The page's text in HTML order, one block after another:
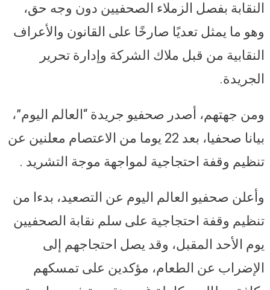
النقابة بفصل الزملاء الصحفيين دون وجه حق،
وهو ما يمثل تعديًا صارخًا على القانون والأعراف
النقابية من قبل ملاك الشركة وإدارة تحرير
الجريدة.
ومن جهتهم، أصدر صحفيو جريدة “العالم اليوم”،
بيانا صحفيا، بعد 22 يوما من الاعتصام معلنين عن
تنظيم وقفة احتجاجية لمواجهة موجة التشريد .
وأعلن صحفيو العالم اليوم عن التصعيد، بدءا من
تنظيم وقفة احتجاجية على سلم نقابة الصحفيين
يوم الأحد المقبل، وقد يصل احتجاجهم إلى
الإضراب عن الطعام، مؤكدين على تمسكهم